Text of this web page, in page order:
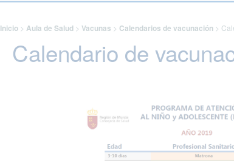
Inicio> Aula de Salud> Vacunas > Calendarios de vacunación>
Calendario de